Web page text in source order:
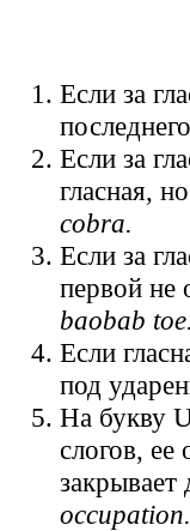
Если за
Если за
гласная,
cobra.
Если за
первой не
baobab
Если
под
На букву
слогов,
закрывает
occupation.